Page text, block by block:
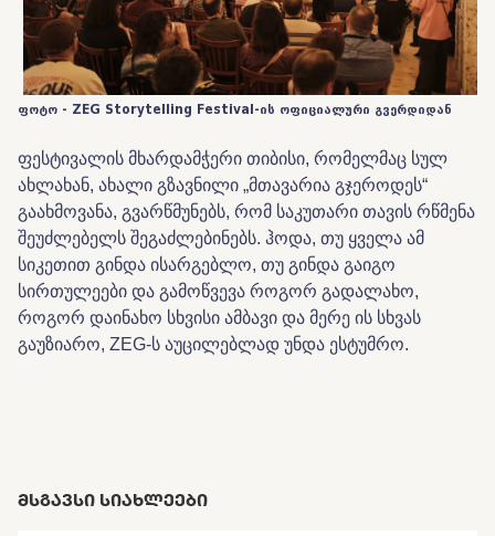
ფოტო - ZEG Storytelling Festival-ის ოფიციალური გვერდიდან
ფესტივალის მხარდამჭერი თიბისი, რომელმაც სულ
ახლახან, ახალი გზავნილი „მთავარია გჯეროდეს“
გაახმოვანა, გვარწმუნებს, რომ საკუთარი თავის რწმენა
შეუძლებელს შეგაძლებინებს. ჰოდა, თუ ყველა ამ
სიკეთით გინდა ისარგებლო, თუ გინდა გაიგო
სირთულეები და გამოწვევა როგორ გადალახო,
როგორ დაინახო სხვისი ამბავი და მერე ის სხვას
გაუზიარო, ZEG-ს აუცილებლად უნდა ესტუმრო.
ᲛᲡᲒᲐᲕᲡᲘ ᲡᲘᲐᲮᲚᲔᲔᲑᲘ